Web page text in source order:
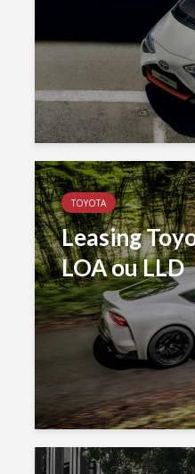
TOYOTA
Leasing
LOA ou LLD